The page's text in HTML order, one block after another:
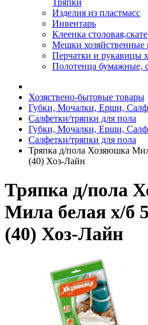
Тряпки
Изделия из пластмасс
Инвентарь
Клеенка
Мешки хозяйственные
Перчатки и рукавицы
Полотенца бумажные,
Хозяствено-бытовые товары
Губки, Мочалки, Ерши,
Салфетки/тряпки для пола
Губки, Мочалки, Ерши,
Салфетки/тряпки для пола
Тряпка д/пола Хозяюшка
(40) Хоз-Лайн
Тряпка д/пола
Мила белая х/б
(40) Хоз-Лайн